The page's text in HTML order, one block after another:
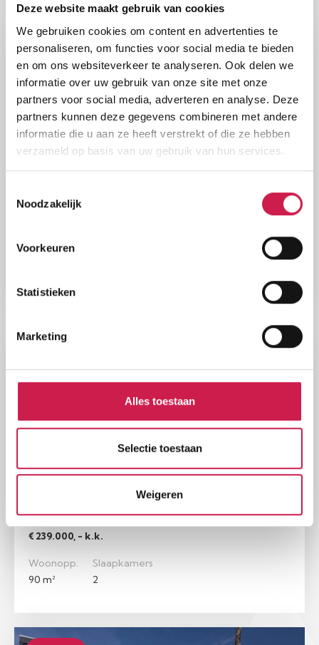
Deze website maakt gebruik van cookies
We gebruiken cookies om content en advertenties te
personaliseren, om functies voor social media te bieden
en om ons websiteverkeer te analyseren. Ook delen we
informatie over uw gebruik van onze site met onze
partners voor social media, adverteren en analyse. Deze
partners kunnen deze gegevens combineren met andere
informatie die u aan ze heeft verstrekt of die ze hebben
verzameld op basis van uw gebruik van hun services.
Noodzakelijk
Voorkeuren
Statistieken
Marketing
Alles toestaan
Selectie toestaan
Weigeren
Onder bod
Cupidohof 14
Aureliushof 107 F
€ 239.000, - k.k.
Woonopp.
90 m²
Slaapkamers
2